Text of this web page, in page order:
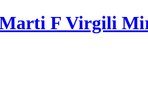
F Virgili